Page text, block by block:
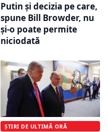
Putin și decizia pe care,
spune Bill Browder, nu
și-o poate permite
niciodată
ȘTIRI DE ULTIMĂ ORĂ